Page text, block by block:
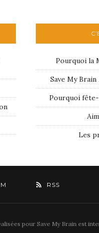
Pourquoi la
Save My
Pourquoi fête-
Les
RSS
pour Save My Brain est